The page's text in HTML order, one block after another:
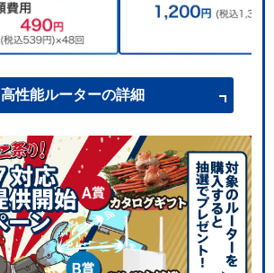
高性能ルーターの詳細